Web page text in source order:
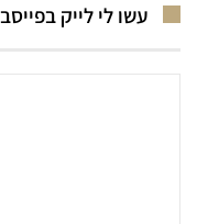
עשו לי לייק